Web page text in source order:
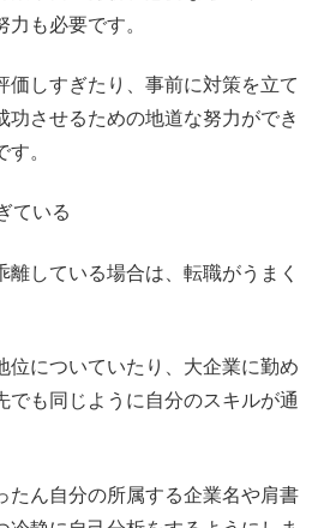
も必要です。
価しすぎたり、事前に対策を立て
功させるための地道な努力ができ
。
ている
離している場合は、転職がうまく
位についていたり、大企業に勤め
でも同じように自分のスキルが通
たん自分の所属する企業名や肩書